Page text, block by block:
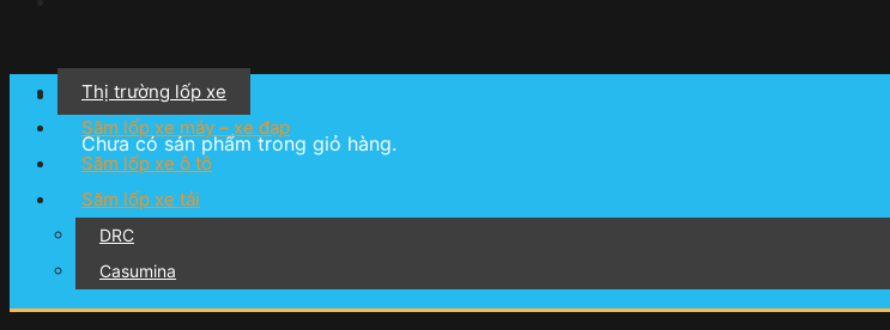
Giỏ hàng
Chưa có sản phẩm trong giỏ hàng.
Thị trường lốp xe
Săm lốp xe máy – xe đạp
Săm lốp xe ô tô
Săm lốp xe tải
DRC
Casumina